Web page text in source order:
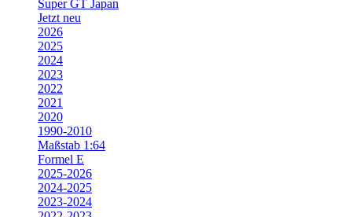
Super GT Japan
Jetzt neu
2026
2025
2024
2023
2022
2021
2020
1990-2010
Maßstab 1:64
Formel E
2025-2026
2024-2025
2023-2024